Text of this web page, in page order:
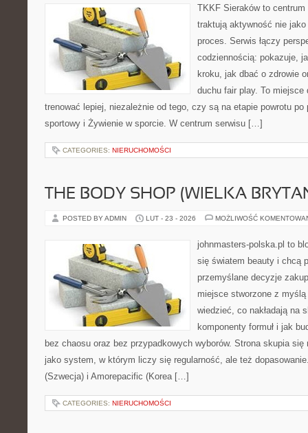
TKKF Sieraków to
traktują aktywność nie
proces. Serwis łączy
codziennością: pokazuje,
kroku, jak dbać o zdrowie
duchu fair play. To
trenować lepiej, niezależnie od tego, czy są na etapie powrotu
sportowy i Żywienie w sporcie. W centrum serwisu […]
CATEGORIES: NIERUCHOMOŚCI
THE BODY SHOP (WIELKA
POSTED BY ADMIN LUT - 23 - 2026 MOŻLIWOŚĆ
johnmasters-polska.pl to
się światem beauty i chcą
przemyślane decyzje
miejsce stworzone z
wiedzieć, co nakładają na
komponenty formuł i jak
bez chaosu oraz bez przypadkowych wyborów. Strona skupia się
jako system, w którym liczy się regularność, ale też
(Szwecja) i Amorepacific (Korea […]
CATEGORIES: NIERUCHOMOŚCI